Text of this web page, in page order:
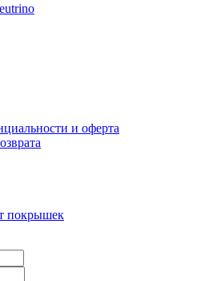
и оферта
покрышек